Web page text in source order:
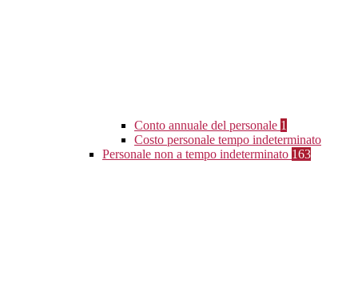
Conto annuale del personale 1
Costo personale tempo indeterminato
Personale non a tempo indeterminato 163